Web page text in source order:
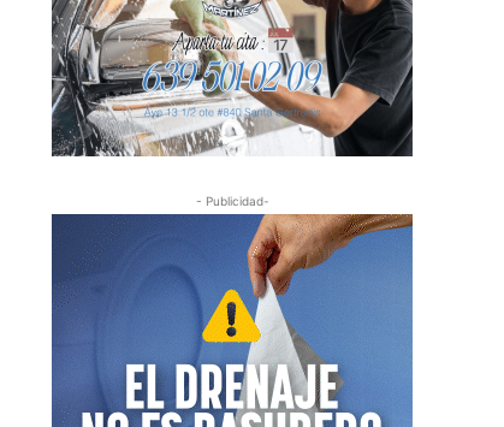
- Publicidad-